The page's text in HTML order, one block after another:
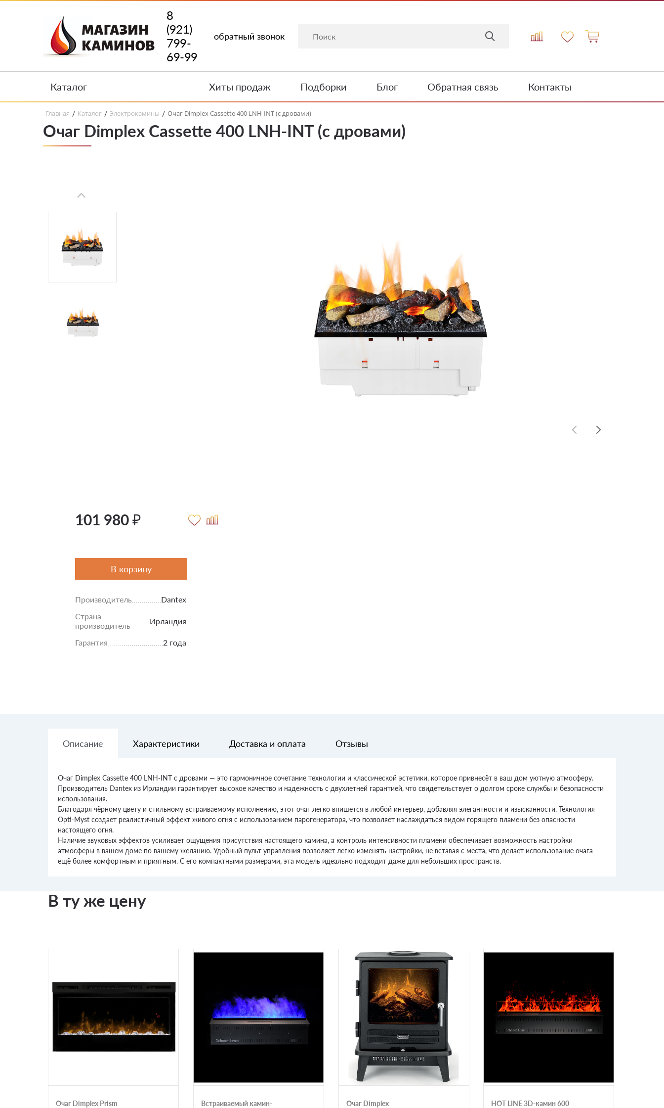
8
(921)
799-
69-99
обратный звонок
Каталог Хиты продаж Подборки Блог Обратная связь Контакты
Главная / Каталог / Электрокамины / Очаг Dimplex Cassette 400 LNH-INT (с дровами)
Очаг Dimplex Cassette 400 LNH-INT (с дровами)
101 980 ₽
В корзину
Производитель
Dantex
Страна
производитель
Ирландия
Гарантия 2 года
Описание Характеристики Доставка и оплата Отзывы
Очаг Dimplex Cassette 400 LNH-INT с дровами — это гармоничное сочетание технологии и классической эстетики, которое привнесёт в ваш дом уютную атмосферу.
Производитель Dantex из Ирландии гарантирует высокое качество и надежность с двухлетней гарантией, что свидетельствует о долгом сроке службы и безопасности
использования.
Благодаря чёрному цвету и стильному встраиваемому исполнению, этот очаг легко впишется в любой интерьер, добавляя элегантности и изысканности. Технология
Opti-Myst создает реалистичный эффект живого огня с использованием парогенератора, что позволяет наслаждаться видом горящего пламени без опасности
настоящего огня.
Наличие звуковых эффектов усиливает ощущения присутствия настоящего камина, а контроль интенсивности пламени обеспечивает возможность настройки
атмосферы в вашем доме по вашему желанию. Удобный пульт управления позволяет легко изменять настройки, не вставая с места, что делает использование очага
ещё более комфортным и приятным. С его компактными размерами, эта модель идеально подходит даже для небольших пространств.
В ту же цену
Очаг Dimplex Prism
Встраиваемый камин-
Очаг Dimplex
HOT LINE 3D-камин 600